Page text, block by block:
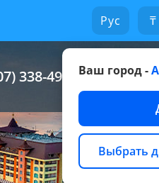
Русский ₸
Ваш город -
Выбрать
338-49-49